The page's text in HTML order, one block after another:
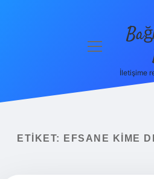
menüyü
İletişime
ETIKET: EFSANE KIME